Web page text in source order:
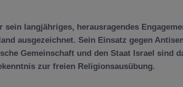
sein langjähriges, herausragendes
ausgezeichnet. Sein Einsatz gegen
Gemeinschaft und den Staat Israel sind
zur freien Religionsausübung.